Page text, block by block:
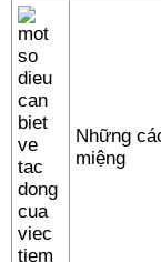
Những
miệng